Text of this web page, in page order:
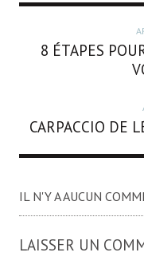
8 ÉTAPES
CARPACCIO DE
IL N'Y A AUCUN
LAISSER UN